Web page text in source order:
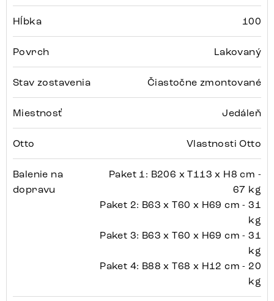
Hĺbka 100
Povrch Lakovaný
Stav zostavenia Čiastočne zmontované
Miestnosť Jedáleň
Otto Vlastnosti Otto
Balenie na
dopravu
Paket 1: B206 x T113 x H8 cm -
67 kg
Paket 2: B63 x T60 x H69 cm - 31
kg
Paket 3: B63 x T60 x H69 cm - 31
kg
Paket 4: B88 x T68 x H12 cm - 20
kg